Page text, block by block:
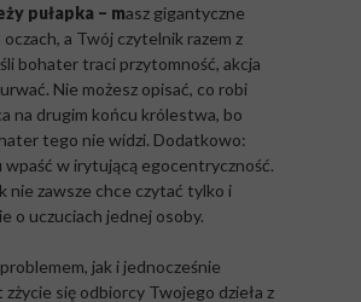
pułapka – masz gigantyczne
oczach, a Twój czytelnik razem z
bohater traci przytomność, akcja
Nie możesz opisać, co robi
na drugim końcu królestwa, bo
tego nie widzi. Dodatkowo:
wpaść w irytującą egocentryczność.
nie zawsze chce czytać tylko i
o uczuciach jednej osoby.
jak i jednocześnie
się odbiorcy Twojego dzieła z